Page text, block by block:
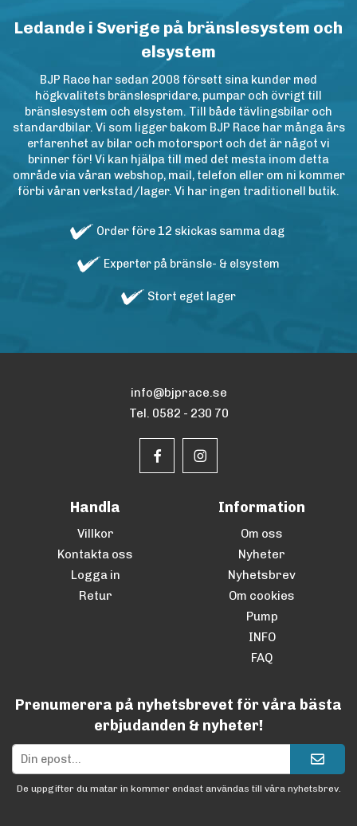
Ledande i Sverige på bränslesystem och
elsystem
BJP Race har sedan 2008 försett sina kunder med
högkvalitets bränslespridare, pumpar och övrigt till
bränslesystem och elsystem. Till både tävlingsbilar och
standardbilar. Vi som ligger bakom BJP Race har många års
erfarenhet av bilar och motorsport och det är något vi
brinner för! Vi kan hjälpa till med det mesta inom detta
område via våran webshop, mail, telefon eller om ni kommer
förbi våran verkstad/lager. Vi har ingen traditionell butik.
Order före 12 skickas samma dag
Experter på bränsle- & elsystem
Stort eget lager
info@bjprace.se
Tel. 0582 - 230 70
Handla
Villkor
Kontakta oss
Logga in
Retur
Information
Om oss
Nyheter
Nyhetsbrev
Om cookies
Pump
INFO
FAQ
Prenumerera på nyhetsbrevet för våra bästa
erbjudanden & nyheter!
De uppgifter du matar in kommer endast användas till våra nyhetsbrev.